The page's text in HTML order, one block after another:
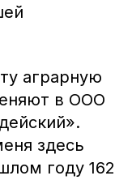
аграрную
в ООО
здесь
году 162